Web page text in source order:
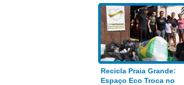
Recicla Praia Grande:
Espaço Eco Troca no